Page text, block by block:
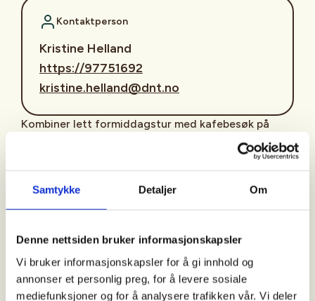
Samtykke Detaljer Om
Denne nettsiden bruker informasjonskapsler
Vi bruker informasjonskapsler for å gi innhold og
annonser et personlig preg, for å levere sosiale
mediefunksjoner og for å analysere trafikken vår. Vi deler
Kontaktperson
Kristine Helland
https://97751692
kristine.helland@dnt.no
Kombiner lett formiddagstur med kafebesøk på
Byhaugkafeen. Hver torsdag tar turleder deg med
på tur med utgangspunkt fra Byhaugkafeen. Etter
turen inviteres du med inn på kafeen med mulighet
for å kjøpe kaffe, vafler og suppe. Og ikke minst ha
et godt drøs.
Oppmøte:
Kl. 10.30 på parkeringsplassen ved Byhaugkafeen,
Carl Sundt Hansens gt. 20. Turen varer til ca. kl. 12.